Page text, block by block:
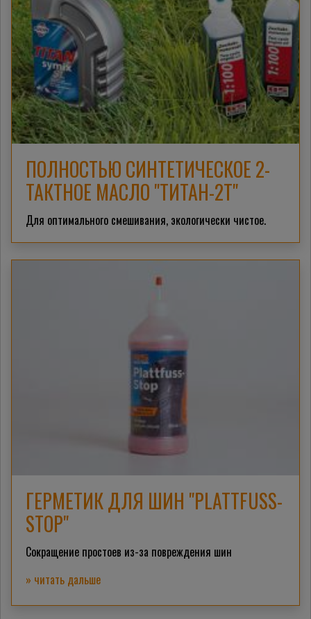
ПОЛНОСТЬЮ СИНТЕТИЧЕСКОЕ 2-
ТАКТНОЕ МАСЛО "ТИТАН-2Т"
Для оптимального смешивания, экологически чистое.
ГЕРМЕТИК ДЛЯ ШИН "PLATTFUSS-
STOP"
Сокращение простоев из-за повреждения шин
» читать дальше